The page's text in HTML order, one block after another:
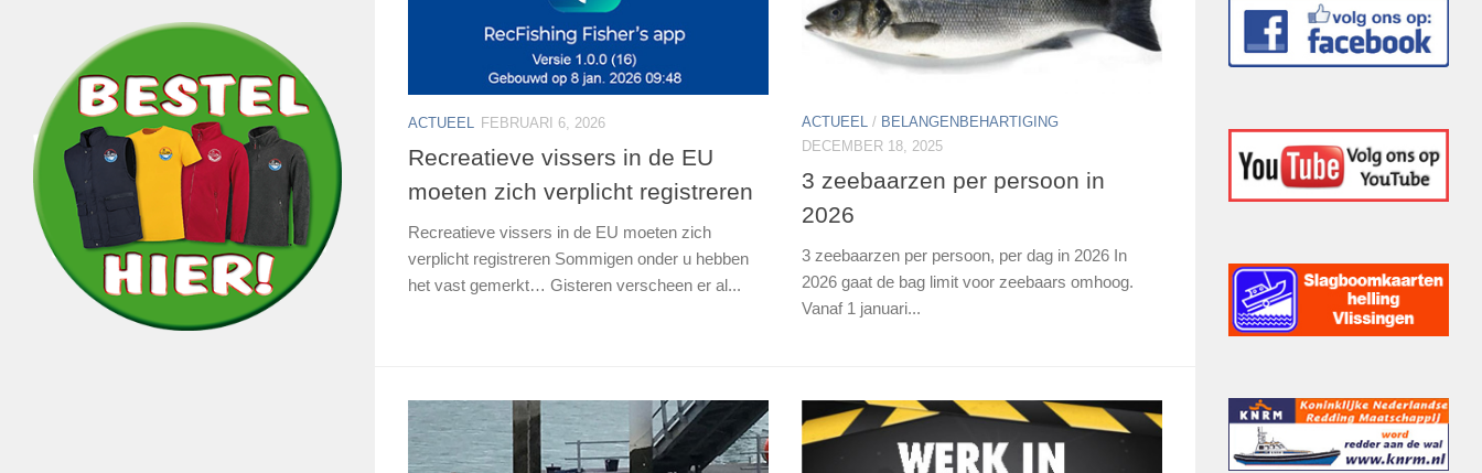
ACTUEEL FEBRUARI 6, 2026
Recreatieve vissers in de EU
moeten zich verplicht registreren
Recreatieve vissers in de EU moeten zich
verplicht registreren Sommigen onder u hebben
het vast gemerkt… Gisteren verscheen er al...
ACTUEEL / BELANGENBEHARTIGING
DECEMBER 18, 2025
3 zeebaarzen per persoon in
2026
3 zeebaarzen per persoon, per dag in 2026 In
2026 gaat de bag limit voor zeebaars omhoog.
Vanaf 1 januari...